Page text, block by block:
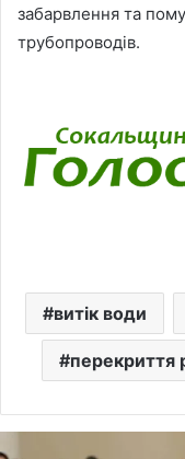
забарвлення та
трубопроводів.
витік води
перекриття